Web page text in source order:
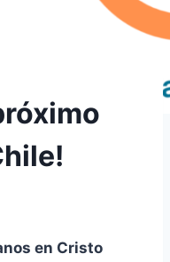
en Cristo